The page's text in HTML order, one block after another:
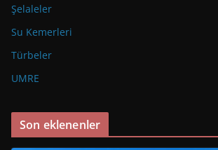
Şelaleler
Su Kemerleri
Türbeler
UMRE
Son eklenenler